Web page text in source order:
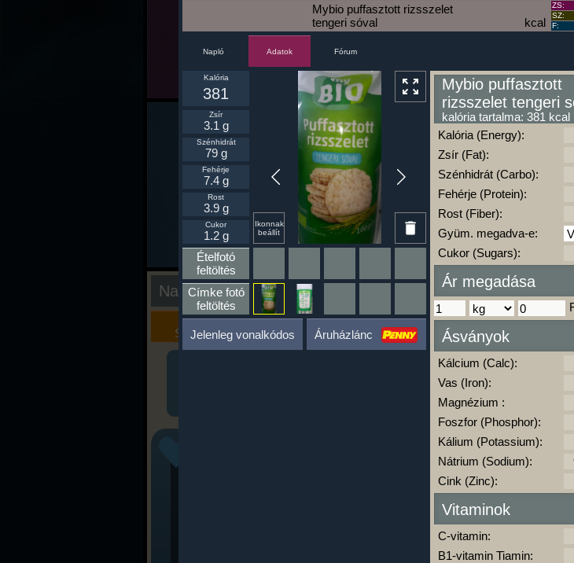
Nap kiértékelése
Kalória
Szimulátor
Szöveges
Értékelés
Ha ma már nem eszel/
kattints a kiértékelésre!
A Kalória Szimulátor Prémium
kalóriabázis.hu
-
kcal
Mybio puffasztott rizsszelet
tengeri sóval
ZS:
SZ:
F:
Napló Adatok Fórum
Ikonnak
beállít
Kalória
381
Zsír
3.1 g
Szénhidrát
79 g
Fehérje
7.4 g
Rost
3.9 g
Cukor
1.2 g
Ételfotó
feltöltés
Címke fotó
feltöltés
Jelenleg vonalkódos Áruházlánc
Mybio puffasztott
rizsszelet tengeri
kalória tartalma: 381 kcal
Kalória (Energy):
Zsír (Fat):
Szénhidrát (Carbo):
Fehérje (Protein):
Rost (Fiber):
Gyüm. megadva-e:
Cukor (Sugars):
Ár megadása
Ásványok
Kálcium (Calc):
Vas (Iron):
Magnézium :
Foszfor (Phosphor):
Kálium (Potassium):
Nátrium (Sodium):
Cink (Zinc):
Vitaminok
C-vitamin:
B1-vitamin Tiamin: